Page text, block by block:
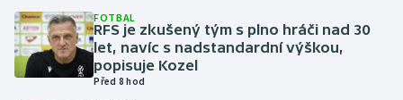
Krasobruslení
Lezení
FOTBAL
RFS je zkušený tým s plno hráči nad 30
let, navíc s nadstandardní výškou,
popisuje Kozel
Před 8 hod